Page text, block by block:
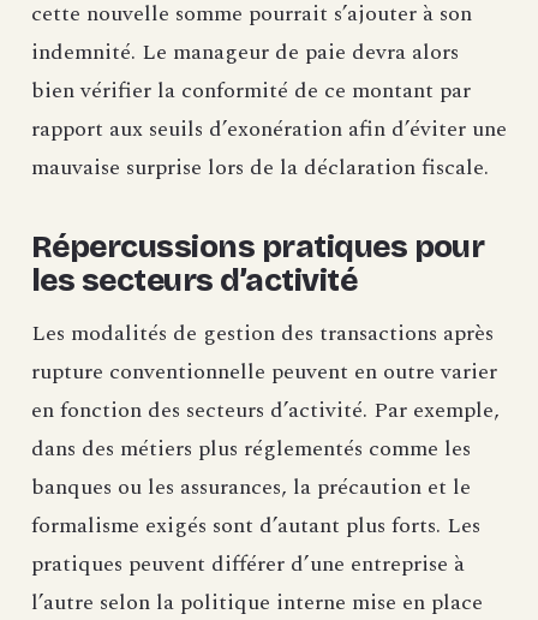
cette nouvelle somme pourrait s’ajouter à son
indemnité. Le manageur de paie devra alors
bien vérifier la conformité de ce montant par
rapport aux seuils d’exonération afin d’éviter une
mauvaise surprise lors de la déclaration fiscale.
Répercussions pratiques pour
les secteurs d’activité
Les modalités de gestion des transactions après
rupture conventionnelle peuvent en outre varier
en fonction des secteurs d’activité. Par exemple,
dans des métiers plus réglementés comme les
banques ou les assurances, la précaution et le
formalisme exigés sont d’autant plus forts. Les
pratiques peuvent différer d’une entreprise à
l’autre selon la politique interne mise en place